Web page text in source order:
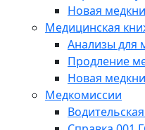
Новая
Медицинская
Анализы для
Продление
Новая
Медкомиссии